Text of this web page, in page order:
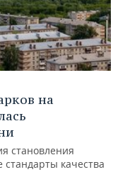
на
становления
качества